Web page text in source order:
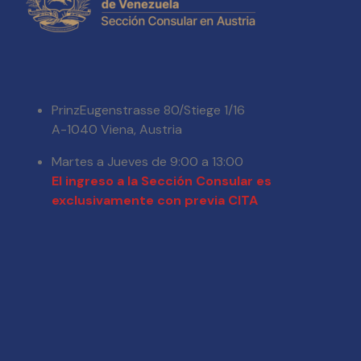
PrinzEugenstrasse 80/Stiege 1/16
A-1040 Viena, Austria
Martes a Jueves de 9:00 a 13:00
El ingreso a la Sección Consular es
exclusivamente con previa CITA